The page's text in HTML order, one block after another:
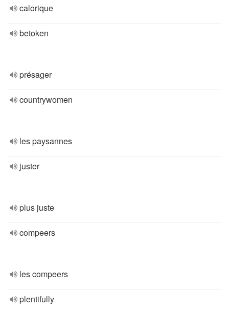
calorique
betoken
présager
countrywomen
les paysannes
juster
plus juste
compeers
les compeers
plentifully